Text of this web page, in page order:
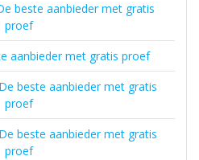
beste aanbieder met gratis
proef
aanbieder met gratis proef
beste aanbieder met gratis
proef
beste aanbieder met gratis
proef